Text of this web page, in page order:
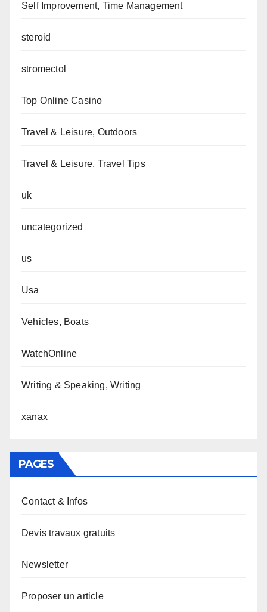
Self Improvement, Time Management
steroid
stromectol
Top Online Casino
Travel & Leisure, Outdoors
Travel & Leisure, Travel Tips
uk
uncategorized
us
Usa
Vehicles, Boats
WatchOnline
Writing & Speaking, Writing
xanax
PAGES
Contact & Infos
Devis travaux gratuits
Newsletter
Proposer un article